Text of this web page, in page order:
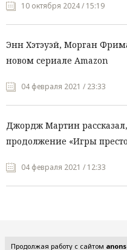
10 октября 2024 / 15:19
Энн Хэтэуэй, Морган
новом сериале Amazon
04 февраля 2021 / 23:33
Джордж Мартин рассказал,
продолжение «Игры
04 февраля 2021 / 12:33
Продолжая работу с сайтом